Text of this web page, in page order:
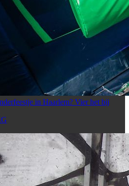
in Haarlem? Vier het bij